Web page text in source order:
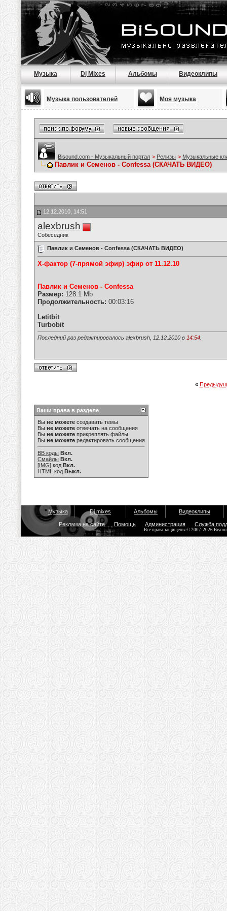
Музыка Dj Mixes Альбомы Видеоклипы
Музыка пользователей Моя музыка
Bisound.com - Музыкальный портал > Релизы > Музыкальные
Павлик и Семенов - Confessa (СКАЧАТЬ ВИДЕО)
12.12.2010, 14:51
alexbrush
Собеседник
Павлик и Семенов - Confessa (СКАЧАТЬ ВИДЕО)
Х-фактор (7-прямой эфир) эфир от 11.12.10
Павлик и Семенов - Confessa
Размер: 128.1 Mb
Продолжительность: 00:03:16
Letitbit
Turbobit
Последний раз редактировалось alexbrush, 12.12.2010 в 14:54
«
Ваши права в разделе
Вы не можете создавать темы
Вы не можете отвечать на сообщения
Вы не можете прикреплять файлы
Вы не можете редактировать сообщения
BB коды Вкл.
Смайлы Вкл.
[IMG] код Вкл.
HTML код Выкл.
Музыка Dj mixes Альбомы Видеоклипы
Реклама на сайте Помощь Администрация Служба
Все права защищены © 2007-2026